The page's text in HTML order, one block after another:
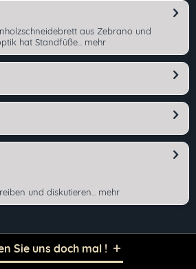
gelesen,
aus Zebrano und
hat Standfüße... mehr
und diskutieren... mehr
Sie uns doch mal !